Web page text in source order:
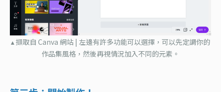
▴ 擷取自 Canva 網站 | 左邊有許多功能可以選擇，可以先定調你的
作品集風格，然後再視情況加入不同的元素。